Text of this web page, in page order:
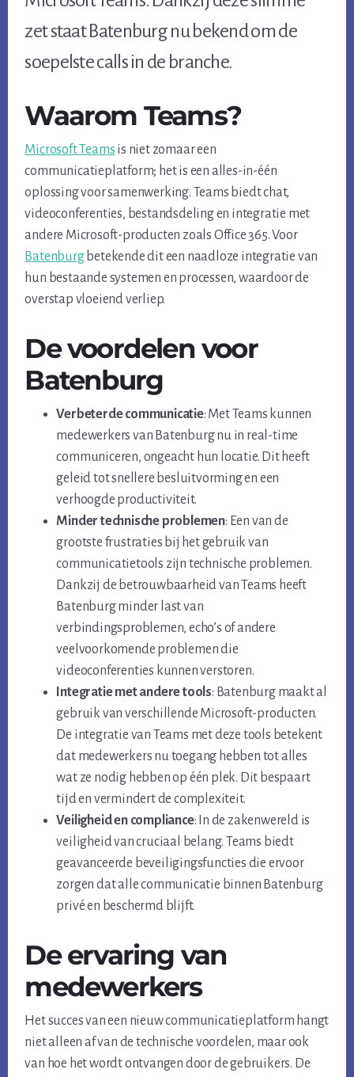
zet staat Batenburg nu bekend om de
soepelste calls in de branche.
Waarom Teams?
Microsoft Teams is niet zomaar een
communicatieplatform; het is een alles-in-één
oplossing voor samenwerking. Teams biedt chat,
videoconferenties, bestandsdeling en integratie met
andere Microsoft-producten zoals Office 365. Voor
Batenburgbetekende dit een naadloze integratie van
hun bestaande systemen en processen, waardoor de
overstap vloeiend verliep.
De voordelen voor
Batenburg
Verbeterde communicatie: Met Teams kunnen
medewerkers van Batenburg nu in real-time
communiceren, ongeacht hun locatie. Dit heeft
geleid tot snellere besluitvorming en een
verhoogde productiviteit.
Minder technische problemen: Een van de
grootste frustraties bij het gebruik van
communicatietools zijn technische problemen.
Dankzij de betrouwbaarheid van Teams heeft
Batenburg minder last van
verbindingsproblemen, echo’s of andere
veelvoorkomende problemen die
videoconferenties kunnen verstoren.
Integratie met andere tools: Batenburg maakt al
gebruik van verschillende Microsoft-producten.
De integratie van Teams met deze tools betekent
dat medewerkers nu toegang hebben tot alles
wat ze nodig hebben op één plek. Dit bespaart
tijd en vermindert de complexiteit.
Veiligheid en compliance: In de zakenwereld is
veiligheid van cruciaal belang. Teams biedt
geavanceerde beveiligingsfuncties die ervoor
zorgen dat alle communicatie binnen Batenburg
privé en beschermd blijft.
De ervaring van
medewerkers
Het succes van een nieuw communicatieplatform hangt
niet alleen af van de technische voordelen, maar ook
van hoe het wordt ontvangen door de gebruikers. De